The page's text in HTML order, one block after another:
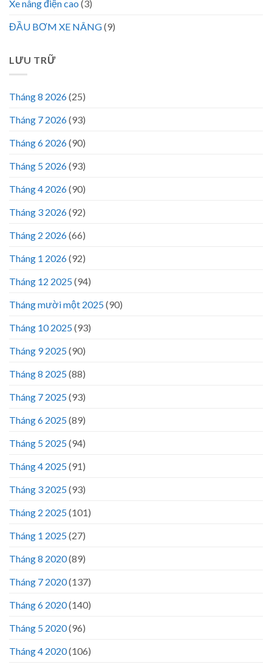
Xe nâng điện cao (3)
ĐẦU BƠM XE NÂNG(9)
LƯU TRỮ
Tháng 8 2026(25)
Tháng 7 2026(93)
Tháng 6 2026(90)
Tháng 5 2026(93)
Tháng 4 2026(90)
Tháng 3 2026(92)
Tháng 2 2026(66)
Tháng 1 2026(92)
Tháng 12 2025(94)
Tháng mười một 2025(90)
Tháng 10 2025(93)
Tháng 9 2025(90)
Tháng 8 2025(88)
Tháng 7 2025(93)
Tháng 6 2025(89)
Tháng 5 2025(94)
Tháng 4 2025(91)
Tháng 3 2025(93)
Tháng 2 2025(101)
Tháng 1 2025(27)
Tháng 8 2020(89)
Tháng 7 2020(137)
Tháng 6 2020(140)
Tháng 5 2020(96)
Tháng 4 2020(106)